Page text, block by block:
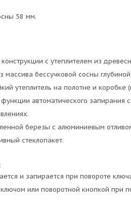
58 мм.
с утеплителем из
бессучковой сосны
утеплитель на полотне и коробке
автоматического запирания
березы с алюминиевым
стеклопакет.
и запирается при повороте
или поворотной кнопкой при